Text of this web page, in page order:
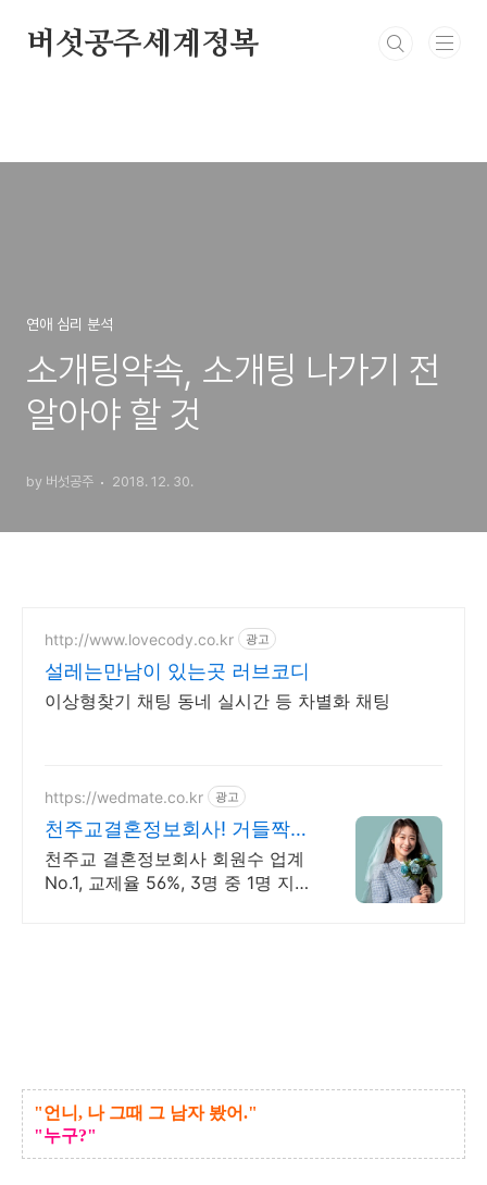
버섯공주세계정복
연애 심리 분석
소개팅약속, 소개팅 나가기 전
알아야 할 것
by 버섯공주 2018. 12. 30.
http://www.lovecody.co.kr 광고
설레는만남이 있는곳 러브코디
이상형찾기 채팅 동네 실시간 등 차별화 채팅
https://wedmate.co.kr 광고
천주교결혼정보회사! 거들짝
이상형 프로필 무료 받아보기
천주교 결혼정보회사 회원수 업계
No.1, 교제율 56%, 3명 중 1명 지인
"언니, 나 그때 그 남자 봤어."
"누구?"